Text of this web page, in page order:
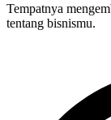
Tempatnya
tentang bisnismu.